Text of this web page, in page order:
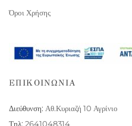
Όροι Χρήσης
ΕΠΙΚΟΙΝΩΝΙΑ
Διεύθυνση: Αθ.Κυριαζή 10 Αγρίνιο
Τηλ: 2641048314